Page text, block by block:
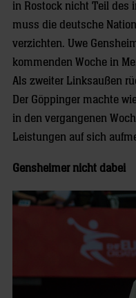
in Rostock nicht Teil des
muss die deutsche
verzichten. Uwe
kommenden Woche in
Als zweiter Linksaußen
Der Göppinger machte
in den vergangenen
Leistungen auf sich
Gensheimer nicht dabei